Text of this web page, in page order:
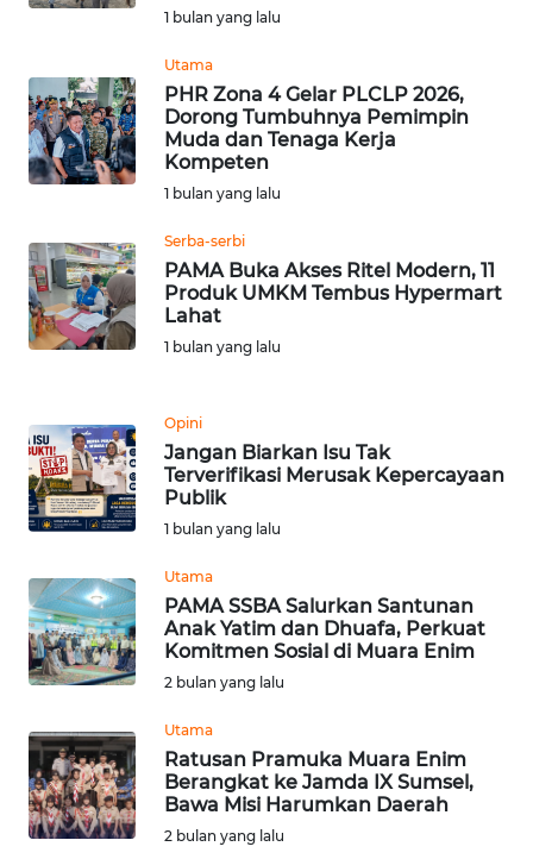
1 bulan yang lalu
Utama
PHR Zona 4 Gelar PLCLP 2026,
Dorong Tumbuhnya Pemimpin
Muda dan Tenaga Kerja
Kompeten
1 bulan yang lalu
Serba-serbi
PAMA Buka Akses Ritel Modern, 11
Produk UMKM Tembus Hypermart
Lahat
1 bulan yang lalu
Opini
Jangan Biarkan Isu Tak
Terverifikasi Merusak Kepercayaan
Publik
1 bulan yang lalu
Utama
PAMA SSBA Salurkan Santunan
Anak Yatim dan Dhuafa, Perkuat
Komitmen Sosial di Muara Enim
2 bulan yang lalu
Utama
Ratusan Pramuka Muara Enim
Berangkat ke Jamda IX Sumsel,
Bawa Misi Harumkan Daerah
2 bulan yang lalu
WN
JABAR
BANTEN
WN
NTT
KEPRI
WN
PAPUA
WN
PAPUA
BARAT
WN
WN
SERAMBI